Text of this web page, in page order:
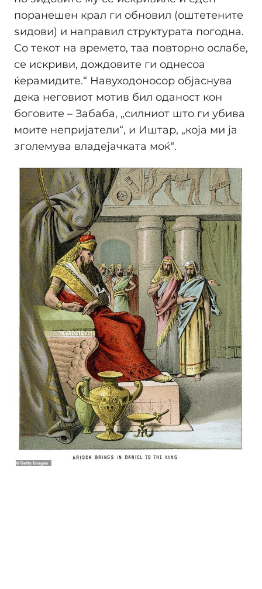
поранешен крал ги обновил (оштетените
ѕидови) и направил структурата погодна.
Со текот на времето, таа повторно ослабе,
се искриви, дождовите ги однесоа
ќерамидите.“ Навуходоносор објаснува
дека неговиот мотив бил оданост кон
боговите – Забаба, „силниот што ги убива
моите непријатели“, и Иштар, „која ми ја
зголемува владејачката моќ“.